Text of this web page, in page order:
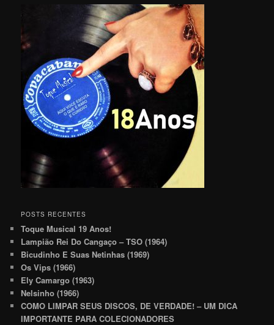
POSTS RECENTES
Toque Musical 19 Anos!
Lampião Rei Do Cangaço – TSO (1964)
Bicudinho E Suas Netinhas (1969)
Os Vips (1966)
Ely Camargo (1963)
Nelsinho (1966)
COMO LIMPAR SEUS DISCOS, DE VERDADE! – UM DICA
IMPORTANTE PARA COLECIONADORES